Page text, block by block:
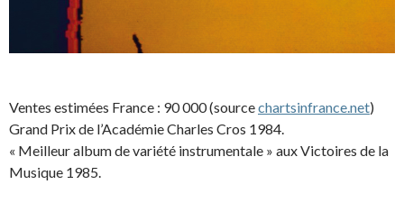
Ventes estimées France : 90 000 (sourcechartsinfrance.net)
Grand Prix de l’Académie Charles Cros 1984.
« Meilleur album de variété instrumentale » aux Victoires de la
Musique 1985.